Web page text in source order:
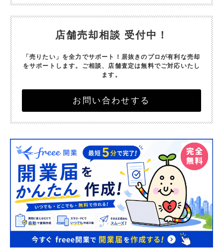
店舗売却相談 受付中！
「売りたい」を全力でサポート！ 居抜きのプロが有利な売却
をサポートします。 ご相談、店舗査定は無料でご対応いたし
ます。
お問い合わせする